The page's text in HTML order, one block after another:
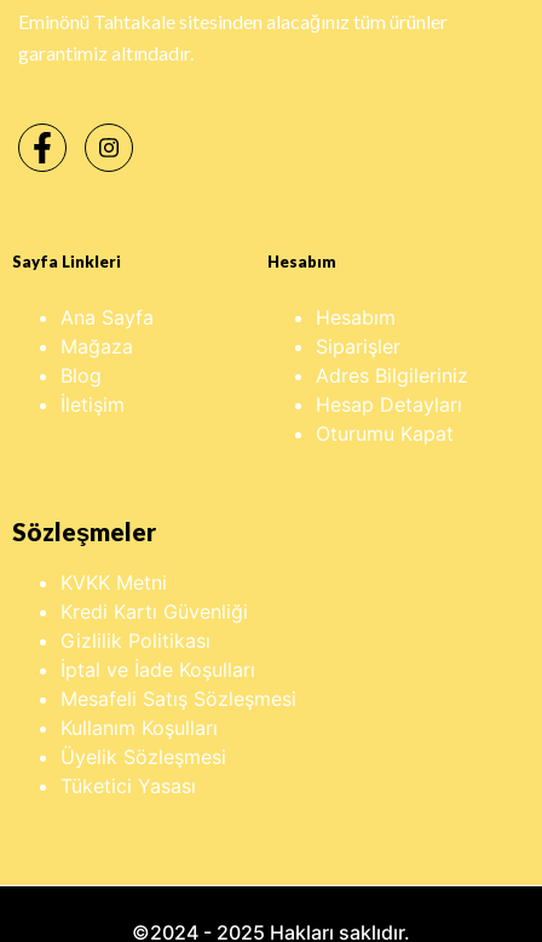
Eminönü Tahtakale sitesinden alacağınız tüm ürünler
garantimiz altındadır.
Sayfa Linkleri
Ana Sayfa
Mağaza
Blog
İletişim
Hesabım
Hesabım
Siparişler
Adres Bilgileriniz
Hesap Detayları
Oturumu Kapat
Sözleşmeler
KVKK Metni
Kredi Kartı Güvenliği
Gizlilik Politikası
İptal ve İade Koşulları
Mesafeli Satış Sözleşmesi
Kullanım Koşulları
Üyelik Sözleşmesi
Tüketici Yasası
©2024 - 2025 Hakları saklıdır.